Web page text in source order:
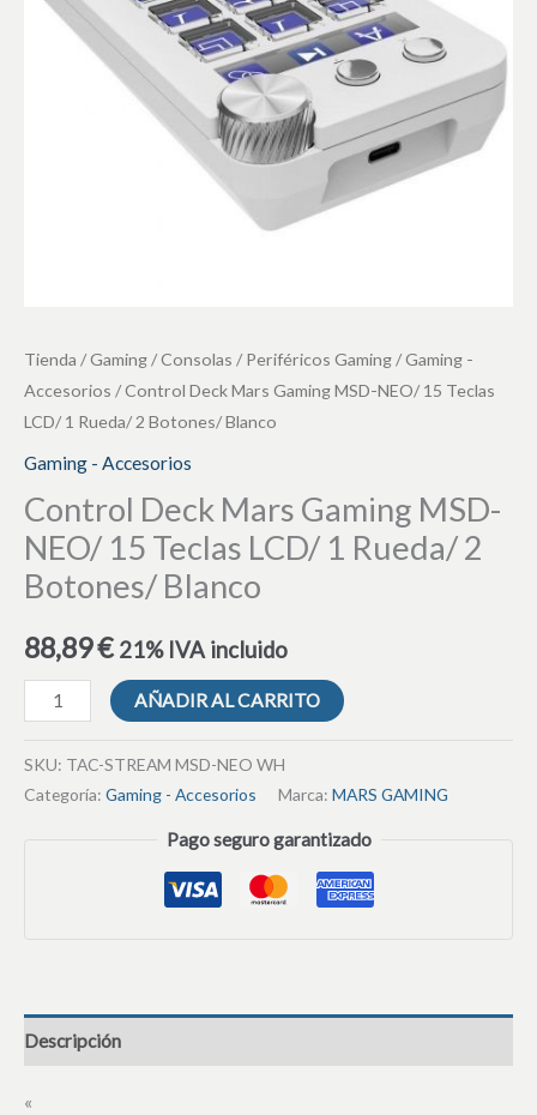
Tienda /Gaming / Consolas /Periféricos Gaming/Gaming -
Accesorios / Control Deck Mars Gaming MSD-NEO/ 15 Teclas
LCD/ 1 Rueda/ 2 Botones/ Blanco
Gaming - Accesorios
Control Deck Mars Gaming MSD-
NEO/ 15 Teclas LCD/ 1 Rueda/ 2
Botones/ Blanco
88,89€ 21% IVA incluido
AÑADIR AL CARRITO
SKU: TAC-STREAM MSD-NEO WH
Categoría: Gaming - Accesorios Marca: MARS GAMING
Pago seguro garantizado
Descripción
«